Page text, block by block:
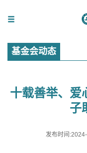
基金会动态
十载善举、爱
子
发布时间